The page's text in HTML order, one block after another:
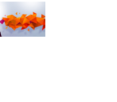
ಅನ್ನು